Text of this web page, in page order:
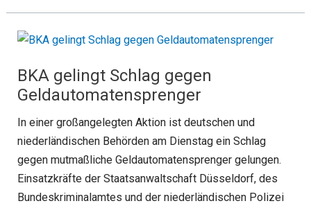
BKA gelingt Schlag gegen
Geldautomatensprenger
In einer großangelegten Aktion ist deutschen und
niederländischen Behörden am Dienstag ein Schlag
gegen mutmaßliche Geldautomatensprenger gelungen.
Einsatzkräfte der Staatsanwaltschaft Düsseldorf, des
Bundeskriminalamtes und der niederländischen Polizei